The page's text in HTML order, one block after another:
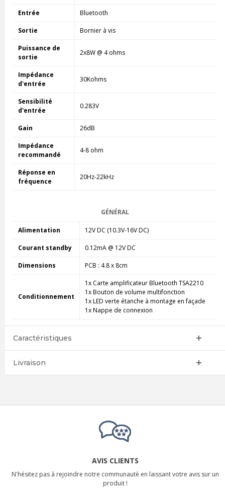
Entrée Bluetooth
Sortie Bornier à vis
Puissance de
sortie
2x8W @ 4 ohms
Impédance
d'entrée
30Kohms
Sensibilité
d'entrée
0.283V
Gain 26dB
Impédance
recommandé
4-8 ohm
Réponse en
fréquence
20Hz-22kHz
GÉNÉRAL
Alimentation 12V DC (10.3V-16V DC)
Courant standby 0.12mA @ 12V DC
Dimensions PCB : 4.8 x 8cm
Conditionnement
1x Carte amplificateur Bluetooth TSA2210
1x Bouton de volume multifonction
1x LED verte étanche à montage en façade
1x Nappe de connexion
Caractéristiques
Livraison
AVIS CLIENTS
N'hésitez pas à rejoindre notre communauté en laissant votre avis sur un
produit !